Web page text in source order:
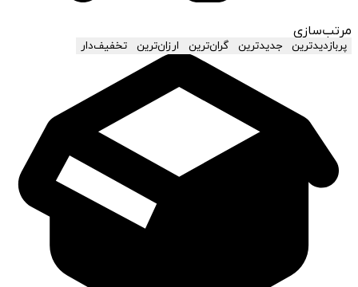
مرتب‌سازی
پربازدیدترین جدیدترین گران‌ترین ارزان‌ترین تخفیف‌دار